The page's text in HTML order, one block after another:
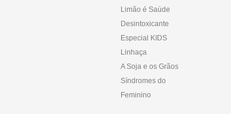
Limão é Saúde
Desintoxicante
Especial KIDS
Linhaça
A Soja e os Grãos
Síndromes do
Feminino